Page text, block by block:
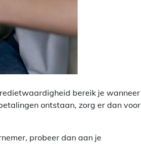
bereik je wanneer
ontstaan, zorg er dan voor
probeer dan aan je